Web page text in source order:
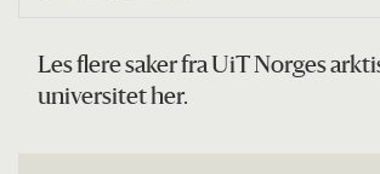
Les flere saker fra UiT Norges
universitet her.